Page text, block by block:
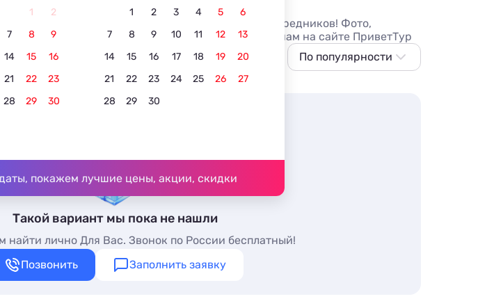
1
2
7 8
9
14 15
16
21 22
23
28 29
30
1 2 3 4 5
6
7
8 9 10 11 12
13
14
15 16 17 18 19
20
21
22 23 24 25 26
27
28
29 30
покажем лучшие цены, акции, скидки
1200 рублей за номер в сутки без накруток и посредников! Фото,
Молодежные отели в Керчи по доступным ценам на сайте ПриветТур
По популярности
Такой вариант мы пока не нашли
найти лично Для Вас. Звонок по России бесплатный!
Позвонить
Заполнить заявку